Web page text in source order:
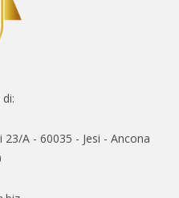
A - 60035 - Jesi - Ancona